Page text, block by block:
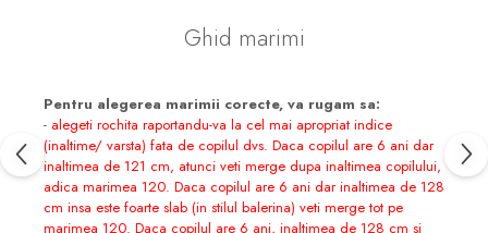
Ghid marimi
Pentru alegerea marimii corecte, va rugam sa:
- alegeti rochita raportandu-va la cel mai apropriat indice
(inaltime/ varsta) fata de copilul dvs. Daca copilul are 6 ani dar
inaltimea de 121 cm, atunci veti merge dupa inaltimea copilului,
adica marimea 120. Daca copilul are 6 ani dar inaltimea de 128
cm insa este foarte slab (in stilul balerina) veti merge tot pe
marimea 120. Daca copilul are 6 ani, inaltimea de 128 cm si